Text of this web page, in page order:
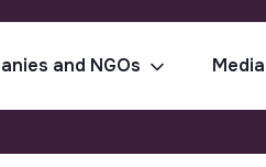
and NGOs Media